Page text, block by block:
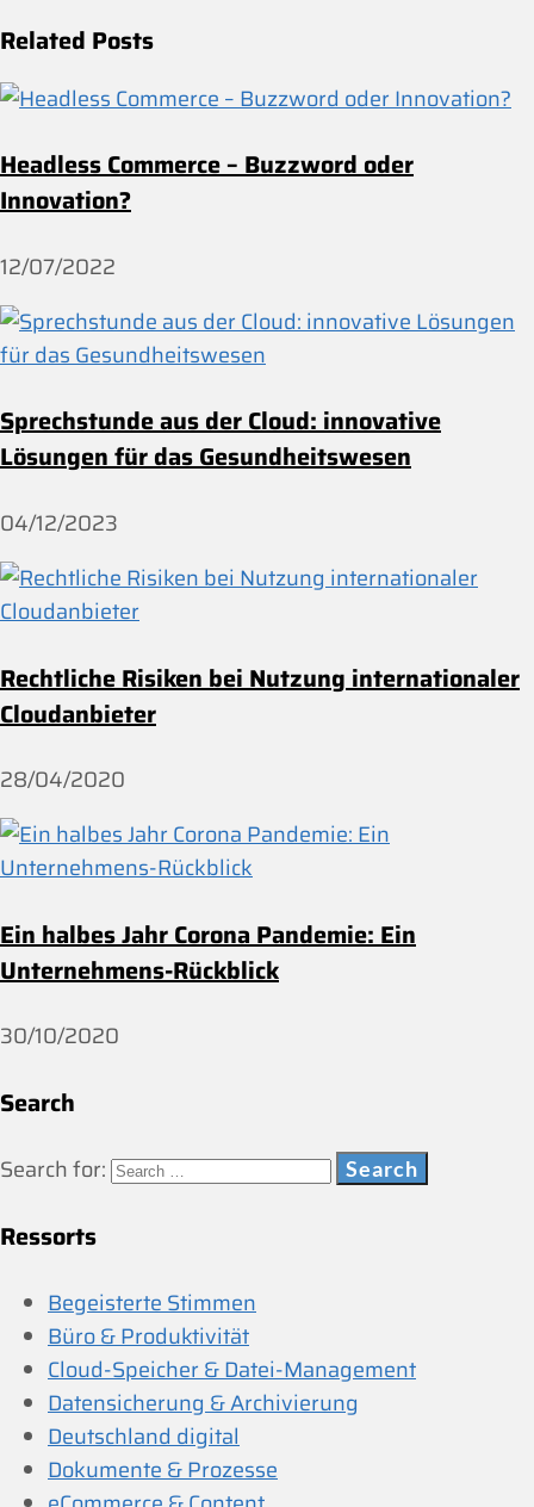
Related Posts
Headless Commerce – Buzzword oder
Innovation?
12/07/2022
Sprechstunde aus der Cloud: innovative
Lösungen für das Gesundheitswesen
04/12/2023
Rechtliche Risiken bei Nutzung internationaler
Cloudanbieter
28/04/2020
Ein halbes Jahr Corona Pandemie: Ein
Unternehmens-Rückblick
30/10/2020
Search
Search for:
Ressorts
Begeisterte Stimmen
Büro & Produktivität
Cloud-Speicher & Datei-Management
Datensicherung & Archivierung
Deutschland digital
Dokumente & Prozesse